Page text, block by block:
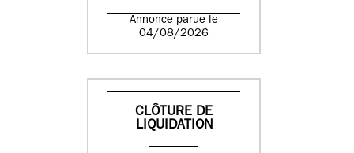
Annonce parue le
04/08/2026
CLÔTURE DE
LIQUIDATION